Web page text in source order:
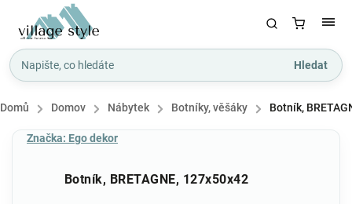
Hledat
Domů / Domov / Nábytek / Botníky, věšáky / Botník,
Botník, BRETAGNE, 127x50x42
Značka: Ego dekor